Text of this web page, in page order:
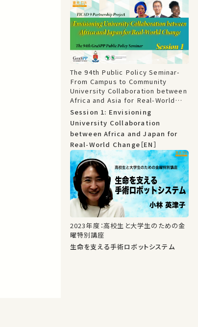
The 94th Public Policy Seminar-
From Campus to Community
University Collaboration between
Africa and Asia for Real-World
Change: TICAD 9 Partnership
Project
Session 1: Envisioning
University Collaboration
between Africa and Japan for
Real-World Change［EN］
2023年度：高校生と大学生のための金
曜特別講座
生命を支える手術ロボットシステム